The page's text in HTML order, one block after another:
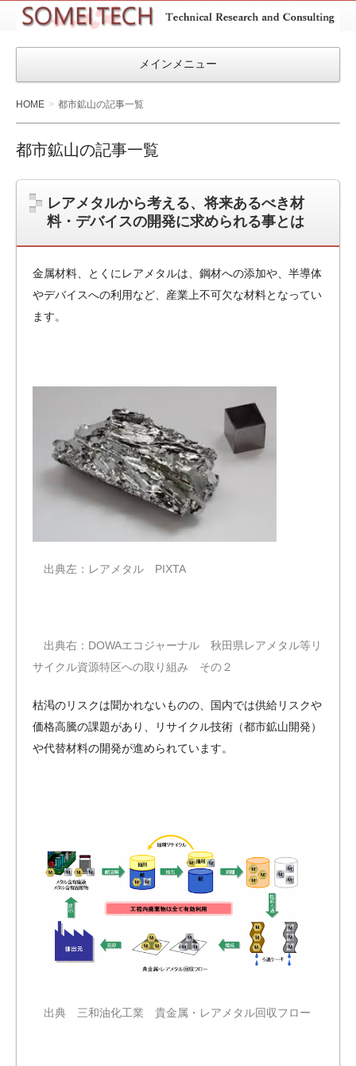
SOMEITEC
メインメニュー
HOME 都市鉱山の記事一覧
都市鉱山の記事一覧
レアメタルから考える、将来あるべき材
料・デバイスの開発に求められる事とは
金属材料、とくにレアメタルは、鋼材への添加や、半導体
やデバイスへの利用など、産業上不可欠な材料となってい
ます。
出典左：レアメタル PIXTA
出典右：DOWAエコジャーナル 秋田県レアメタル等リ
サイクル資源特区への取り組み その２
枯渇のリスクは聞かれないものの、国内では供給リスクや
価格高騰の課題があり、リサイクル技術（都市鉱山開発）
や代替材料の開発が進められています。
出典 三和油化工業 貴金属・レアメタル回収フロー